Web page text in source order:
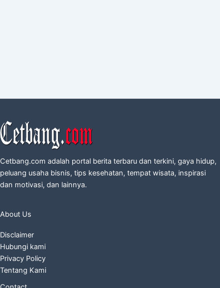
Cetbang.com adalah portal berita terbaru dan terkini, gaya hidup,
peluang usaha bisnis, tips kesehatan, tempat wisata, inspirasi
dan motivasi, dan lainnya.
About Us
Disclaimer
Hubungi kami
Privacy Policy
Tentang Kami